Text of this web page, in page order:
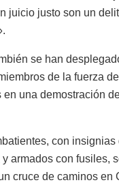
juicio justo son un
se han
de la fuerza
una demostración
con
armados con fusiles,
cruce de caminos en